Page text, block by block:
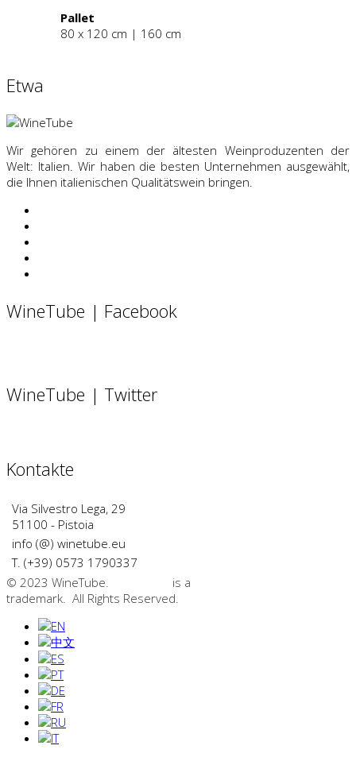
Pallet
80 x 120 cm | 160 cm
Etwa
Wir gehören zu einem der ältesten Weinproduzenten der
Welt: Italien. Wir haben die besten Unternehmen ausgewählt,
die Ihnen italienischen Qualitätswein bringen.
WineTube | Facebook
WineTube | Twitter
Kontakte
Via Silvestro Lega, 29
51100 - Pistoia
info (@) winetube.eu
T. (+39) 0573 1790337
© 2023 WineTube.
is a
trademark. All Rights Reserved.